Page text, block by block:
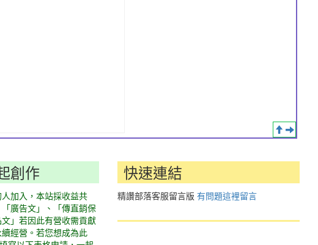
創作
加入，本站採收益共
廣告文」、「傳直銷保
」若因此有營收需貢獻
經營。若您想成為此
快速連結
精讚部落客服留言版 有問題這裡留言